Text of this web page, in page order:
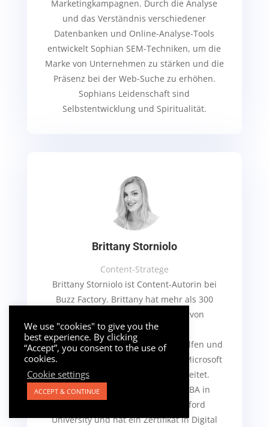
Marketingkampagnen. Durch die Analyse
und das Verständnis verschiedener
Datenbanken und Online-Analyse-Tools
entwickelt Sophian SEM-Techniken, um die
Marke von Unternehmen zu stärken und die
Präsenz bei der Web-Suche zu erhöhen.
Sophians Leidenschaft sind
Selbstentwicklung und Spiritualität.
Brittany Storniolo
Content-Stratege
Brittany Storniolo ist Content-Autorin bei
Buzz Factory. Brittany hat mehr als 300
Startups bei der Ausarbeitung von
Marketingstrategien und
Geschäftsentwicklungsplänen geholfen und
hat mit großen Unternehmen wie Microsoft
und JP Morgan zusammengearbeitet.
Brittany hat einen erstklassigen BA in
Literae Humaniores von der Oxford
University und hat ein Zertifikat in Digital
We use "cookies" to give you the
best experience. By clicking
“Accept”, you consent to the use of
cookies.
Cookie settings
ACCEPT & CONTINUE